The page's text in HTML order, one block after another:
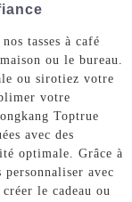
tasses à café
ou le bureau.
ou sirotiez votre
votre
Toptrue
avec des
optimale. Grâce à
avec
le cadeau ou